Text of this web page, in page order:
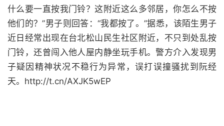
什么要一直按我门铃？这附近这么多邻居，你怎么不按
他们的？”男子则回答：“我都按了。”据悉，该陌生男子
近日经常出现在台北松山民生社区附近，不只到处乱按
门铃，还曾闯入他人屋内静坐玩手机。警方介入发现男
子疑因精神状况不稳行为异常，误打误撞骚扰到阮经
天。http://t.cn/AXJK5wEP